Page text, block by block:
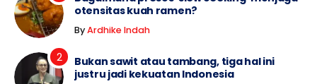
otensitas kuah ramen?
ByArdhike Indah
Bukan sawit atau tambang, tiga hal ini
justru jadi kekuatan Indonesia